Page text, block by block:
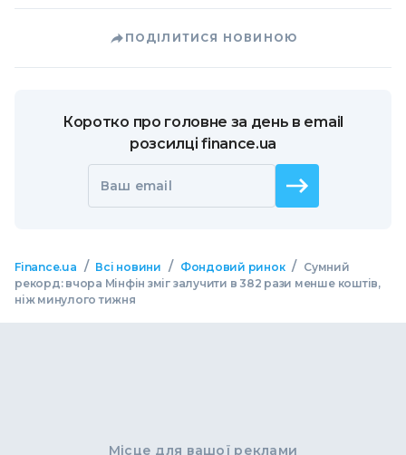
ПОДІЛИТИСЯ НОВИНОЮ
Коротко про головне за день в email
розсилці finance.ua
Ваш email
Finance.ua / Всі новини / Фондовий ринок / Сумний
рекорд: вчора Мінфін зміг залучити в 382 рази менше коштів,
ніж минулого тижня
Місце для вашої реклами